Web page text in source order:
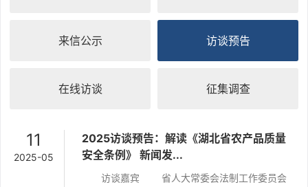
来信公示 访谈预告
在线访谈 征集调查
2025访谈预告：解读《湖北省农产品质量
安全条例》 新闻发...
访谈嘉宾 省人大常委会法制工作委员会
11
2025-05